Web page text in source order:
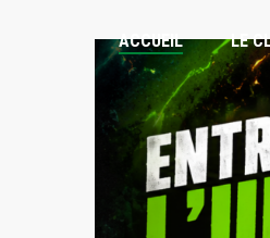
ACCUEIL LE
STAGES